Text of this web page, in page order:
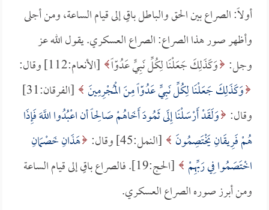
أولاً: الصراع بين الحق والباطل باقٍ إلى قيام الساعة، ومن أجلى
وأظهر صور هذا الصراع: الصراع العسكري. يقول الله عز
وجل: وَكَذَلِكَ جَعَلْنَا لِكُلِّ نَبِيٍّ عَدُوّاً [الأنعام:112] وقال:
وَكَذَلِكَ جَعَلْنَا لِكُلِّ نَبِيٍّ عَدُوّاً مِنَ الْمُجْرِمِينَ
[الفرقان:31]
وقال: وَلَقَدْ أَرْسَلْنَا إِلَى ثَمُودَ أَخَاهُمْ صَالِحاً أن اعْبُدُوا اللَّهَ فَإِذَا
هُمْ فَرِيقَانِ يَخْتَصِمُونَ
[النمل:45] وقال:
هَذَانِ خَصْمَانِ
اخْتَصَمُوا فِي رَبِّهِمْ
[الحج:19]. فالصراع باقٍ إلى قيام الساعة
ومن أبرز صوره الصراع العسكري.